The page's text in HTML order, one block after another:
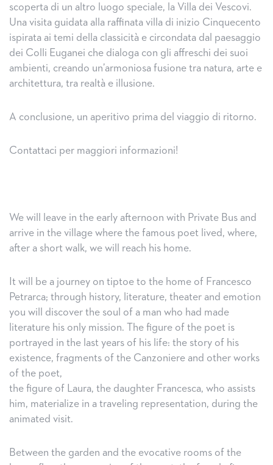
scoperta di un altro luogo speciale, la Villa dei Vescovi.
Una visita guidata alla raffinata villa di inizio Cinquecento
ispirata ai temi della classicità e circondata dal paesaggio
dei Colli Euganei che dialoga con gli affreschi dei suoi
ambienti, creando un’armoniosa fusione tra natura, arte e
architettura, tra realtà e illusione.
A conclusione, un aperitivo prima del viaggio di ritorno.
Contattaci per maggiori informazioni!
We will leave in the early afternoon with Private Bus and
arrive in the village where the famous poet lived, where,
after a short walk, we will reach his home.
It will be a journey on tiptoe to the home of Francesco
Petrarca; through history, literature, theater and emotion
you will discover the soul of a man who had made
literature his only mission. The figure of the poet is
portrayed in the last years of his life: the story of his
existence, fragments of the Canzoniere and other works
of the poet,
the figure of Laura, the daughter Francesca, who assists
him, materialize in a traveling representation, during the
animated visit.
Between the garden and the evocative rooms of the